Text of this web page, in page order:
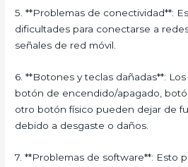
5. **Problemas de conectividad**:
dificultades para conectarse a
señales de red móvil.
6. **Botones y teclas dañadas**:
botón de encendido/apagado,
otro botón físico pueden dejar de
debido a desgaste o daños.
7. **Problemas de software**: Esto